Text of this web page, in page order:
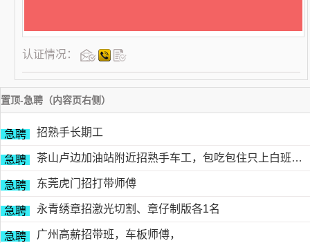
认证情况：
置顶-急聘（内容页右侧）
急聘 招熟手长期工
急聘 茶山卢边加油站附近招熟手车工，包吃包住只上白班，工资面议有的请电德胜13546915117
急聘 东莞虎门招打带师傅
急聘 永青绣章招激光切割、章仔制版各1名
急聘 广州高薪招带班，车板师傅，